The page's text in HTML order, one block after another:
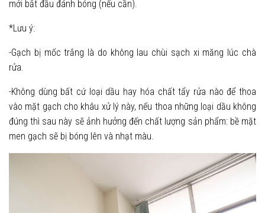
mới bắt đầu đánh bóng (nếu cần).
*Lưu ý:
-Gạch bị mốc trắng là do không lau chùi sạch xi măng lúc chà
rửa.
-Không dùng bất cứ loại dầu hay hóa chất tẩy rửa nào để thoa
vào mặt gạch cho khâu xử lý này, nếu thoa những loại dầu không
đúng thì sau này sẽ ảnh hưởng đến chất lượng sản phẩm: bề mặt
men gạch sẽ bị bóng lên và nhạt màu.